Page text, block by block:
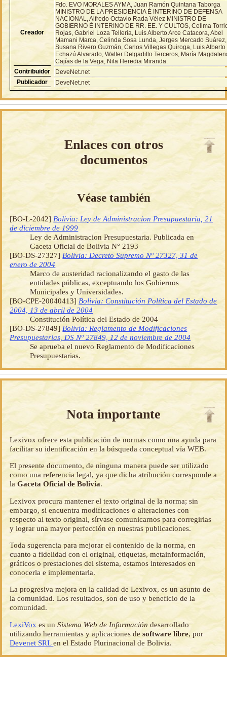
Creador
Fdo. EVO MORALES AYMA, Juan Ramón Quintana Taborga
MINISTRO DE LA PRESIDENCIA É INTERINO DE DEFENSA
NACIONAL, Alfredo Octavio Rada Vélez MINISTRO DE
GOBIERNO É INTERINO DE RR. EE. Y CULTOS, Celima
Rojas, Gabriel Loza Tellería, Luis Alberto Arce Catacora, Abel
Mamani Marca, Celinda Sosa Lunda, Jerges Mercado Suárez,
Susana Rivero Guzmán, Carlos Villegas Quiroga, Luis Alberto
Echazú Alvarado, Walter Delgadillo Terceros, María
Cajías de la Vega, Nila Heredia Miranda.
Contribuidor
DeveNet.net
Publicador
DeveNet.net
Enlaces con otros
documentos
Véase también
[BO-L-2042] Bolivia: Ley de Administracion Presupuestaria, 21
de diciembre de 1999
Ley de Administracion Presupuestaria. Publicada en
Gaceta Oficial de Bolivia N° 2193
[BO-DS-27327] Bolivia: Decreto Supremo Nº 27327, 31 de
enero de 2004
Marco de austeridad racionalizando el gasto de las
entidades públicas, exceptuando los Gobiernos
Municipales y Universidades.
[BO-CPE-20040413] Bolivia: Constitución Política del Estado de
2004, 13 de abril de 2004
Constitución Política del Estado de 2004
[BO-DS-27849] Bolivia: Reglamento de Modificaciones
Presupuestarias, DS Nº 27849, 12 de noviembre de 2004
Se aprueba el nuevo Reglamento de Modificaciones
Presupuestarias.
Nota importante
Lexivox ofrece esta publicación de normas como una ayuda para
facilitar su identificación en la búsqueda conceptual vía WEB.
El presente documento, de ninguna manera puede ser utilizado
como una referencia legal, ya que dicha atribución corresponde a
laGaceta Oficial de Bolivia.
Lexivox procura mantener el texto original de la norma; sin
embargo, si encuentra modificaciones o alteraciones con
respecto al texto original, sírvase comunicarnos para corregirlas
y lograr una mayor perfección en nuestras publicaciones.
Toda sugerencia para mejorar el contenido de la norma, en
cuanto a fidelidad con el original, etiquetas, metainformación,
gráficos o prestaciones del sistema, estamos interesados en
conocerla e implementarla.
La progresiva mejora en la calidad de Lexivox, es un asunto de
la comunidad. Los resultados, son de uso y beneficio de la
comunidad.
LexiVoxes unSistema Web de Información desarrollado
utilizando herramientas y aplicaciones desoftware libre, por
Devenet SRLen el Estado Plurinacional de Bolivia.